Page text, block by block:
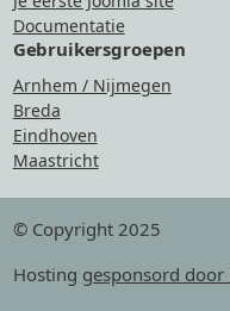
Documentatie
Gebruikersgroepen
Arnhem / Nijmegen
Breda
Eindhoven
Maastricht
© Copyright 2025
Hosting gesponsord door